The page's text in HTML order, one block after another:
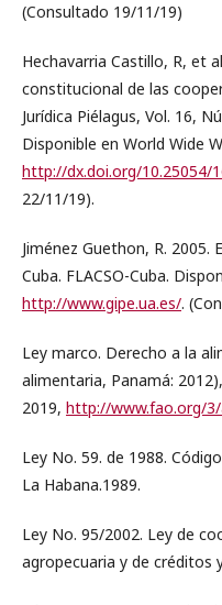
(Consultado 19/11/19)
Hechavarria Castillo, R, et
constitucional de las
Jurídica Piélagus, Vol. 16,
Disponible en World Wide
http://dx.doi.org/10.25054/
22/11/19).
Jiménez Guethon, R.
Cuba. FLACSO-Cuba.
http://www.gipe.ua.es/.
Ley marco. Derecho a la
alimentaria, Panamá:
2019, http://www.fao.org/
Ley No. 59. de 1988.
La Habana.1989.
Ley No. 95/2002. Ley de
agropecuaria y de créditos